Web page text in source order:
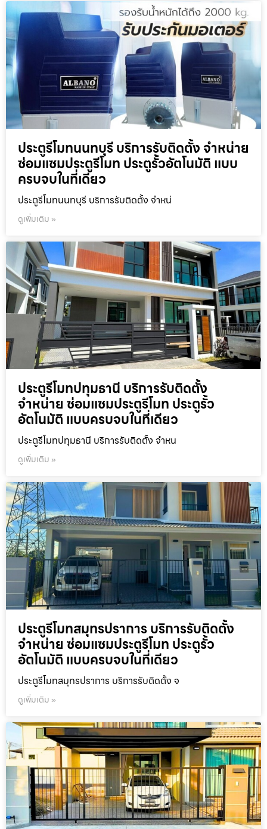
ประตูรีโมทนนทบุรี บริการรับติดตั้ง จำหน่าย
ซ่อมแซมประตูรีโมท ประตูรั้วอัตโนมัติ แบบ
ครบจบในที่เดียว
ประตูรีโมทนนทบุรี บริการรับติดตั้ง จำหน่
ดูเพิ่มเติม »
ประตูรีโมทปทุมธานี บริการรับติดตั้ง
จำหน่าย ซ่อมแซมประตูรีโมท ประตูรั้ว
อัตโนมัติ แบบครบจบในที่เดียว
ประตูรีโมทปทุมธานี บริการรับติดตั้ง จำหน
ดูเพิ่มเติม »
ประตูรีโมทสมุทรปราการ บริการรับติดตั้ง
จำหน่าย ซ่อมแซมประตูรีโมท ประตูรั้ว
อัตโนมัติ แบบครบจบในที่เดียว
ประตูรีโมทสมุทรปราการ บริการรับติดตั้ง จ
ดูเพิ่มเติม »